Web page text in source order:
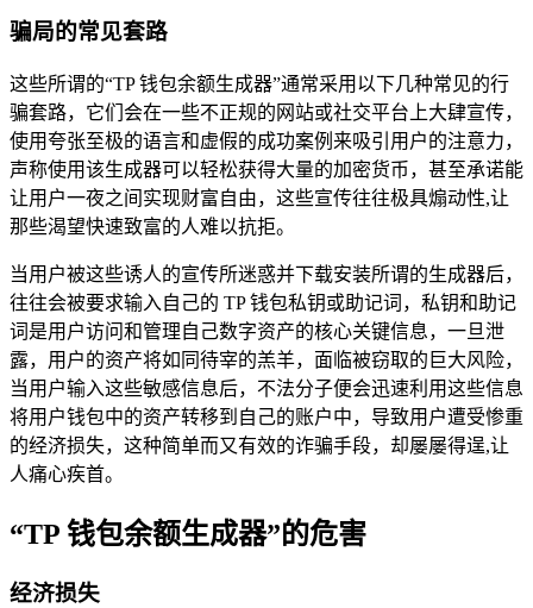
骗局的常见套路
这些所谓的“TP 钱包余额生成器”通常采用以下几种常见的行
骗套路，它们会在一些不正规的网站或社交平台上大肆宣传，
使用夸张至极的语言和虚假的成功案例来吸引用户的注意力，
声称使用该生成器可以轻松获得大量的加密货币，甚至承诺能
让用户一夜之间实现财富自由，这些宣传往往极具煽动性,让
那些渴望快速致富的人难以抗拒。
当用户被这些诱人的宣传所迷惑并下载安装所谓的生成器后，
往往会被要求输入自己的 TP 钱包私钥或助记词，私钥和助记
词是用户访问和管理自己数字资产的核心关键信息，一旦泄
露，用户的资产将如同待宰的羔羊，面临被窃取的巨大风险，
当用户输入这些敏感信息后，不法分子便会迅速利用这些信息
将用户钱包中的资产转移到自己的账户中，导致用户遭受惨重
的经济损失，这种简单而又有效的诈骗手段，却屡屡得逞,让
人痛心疾首。
“TP 钱包余额生成器”的危害
经济损失